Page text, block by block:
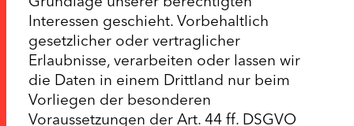
Interessen geschieht. Vorbehaltlich
gesetzlicher oder vertraglicher
Erlaubnisse, verarbeiten oder lassen wir
die Daten in einem Drittland nur beim
Vorliegen der besonderen
Voraussetzungen der Art. 44 ff. DSGVO